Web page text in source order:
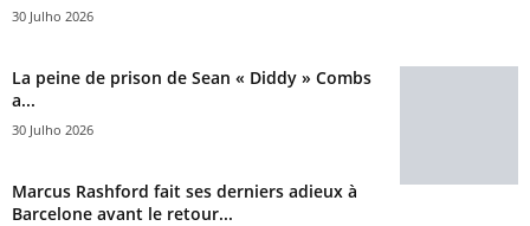
30 Julho 2026
La peine de prison de Sean « Diddy » Combs
a...
30 Julho 2026
Marcus Rashford fait ses derniers adieux à
Barcelone avant le retour...